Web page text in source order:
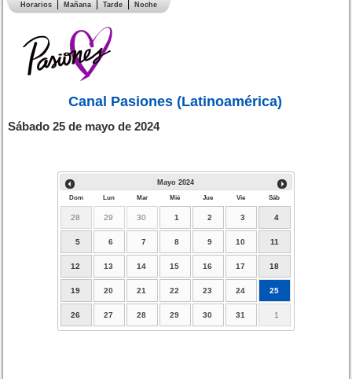
Horarios Mañana Tarde Noche
Canal Pasiones (Latinoamérica)
Sábado 25 de mayo de 2024
Mayo 2024
Dom Lun Mar Mié Jue Vie Sáb
28 29 30 1 2 3 4
5 6 7 8 9 10 11
12 13 14 15 16 17 18
19 20 21 22 23 24 25
26 27 28 29 30 31 1